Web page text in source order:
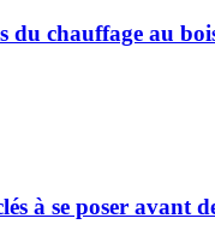
du chauffage au
à se poser avant